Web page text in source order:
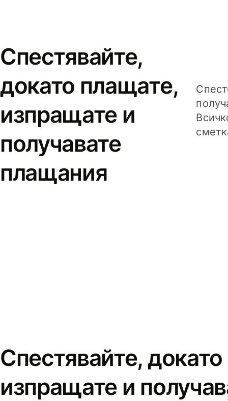
Спестявайте,
докато плащате,
изпращате и
получавате
плащания
Спестявайте,
изпращате и